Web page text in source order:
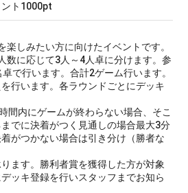
ント1000pt
楽しみたい方に向けたイベントです。
数に応じて3人～4人卓に分けます。参
で行います。合計2ゲーム行います。
行います。各ラウンドごとにデッキ
間内にゲームが終わらない場合、そこ
でに決着がつく見通しの場合最大3分
がつかない場合は引き分け（勝者な
ます。勝利者賞を獲得した方が対象
ッキ登録を行いスタッフまでお知ら